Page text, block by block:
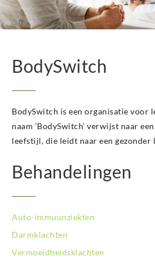
BodySwitch Hengelo OV
BodySwitch Het Gooi
BodySwitch Hoofddorp
BodySwitch Kerkrade
BodySwitch Krimpenerwaard
BodySwitch Leeuwarden
BodySwitch Lelystad
BodySwitch Maastricht
BodySwitch Nieuwegein
BodySwitch Oss
BodySwitch Purmerend
BodySwitch
BodySwitch is een organisatie voor
naam ‘BodySwitch’ verwijst naar
leefstijl, die leidt naar een gezonder
Behandelingen
Auto-immuunziekten
Darmklachten
Vermoeidheidsklachten